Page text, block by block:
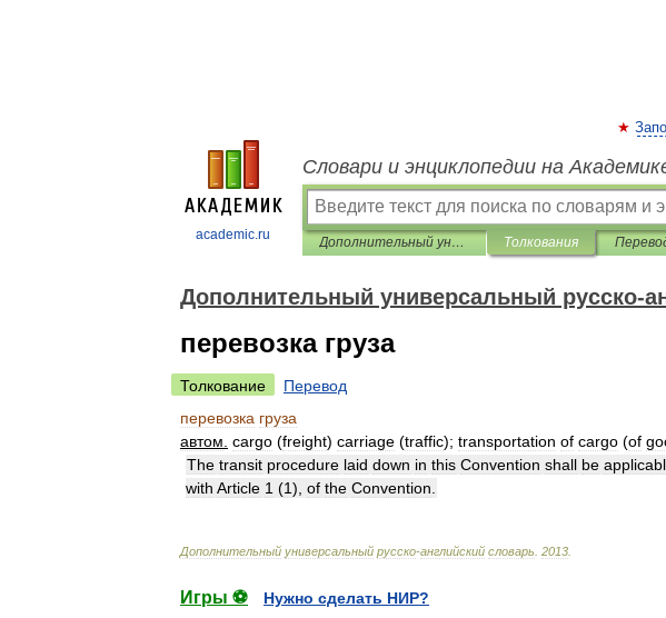
academic.ru
Словари и энциклопедии на
Дополнительный универсальный русско-английский словарь Толкования
Дополнительный универсальный русско-
перевозка груза
Толкование
Перевод
перевозка груза
автом cargo (freight) carriage (traffic); transportation of cargo (of
The transit procedure laid down in this Convention shall be
with Article 1 (1), of the Convention
Дополнительный универсальный русско-английский словарь 2013
Игры ⚽
Нужно сделать НИР?